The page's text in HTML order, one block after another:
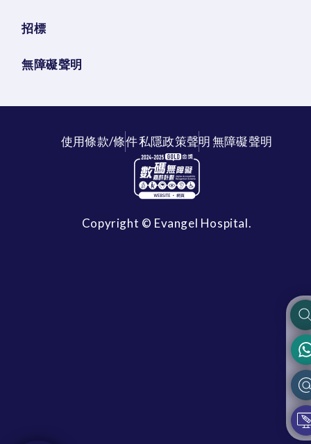
招標
無障礙聲明
使用條款/條件私隱政策聲明無障礙聲明
Copyright © Evangel Hospital.